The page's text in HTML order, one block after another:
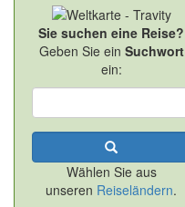
Sie suchen eine Reise?
Geben Sie ein Suchwort
ein:
Wählen Sie aus
unseren Reiseländern.